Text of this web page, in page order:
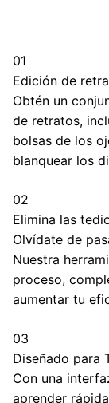
01
Edición de
Obtén un
de retratos,
bolsas de los
blanquear los
02
Elimina las
Olvídate de
Nuestra
proceso,
aumentar tu
03
Diseñado para
Con una
aprender